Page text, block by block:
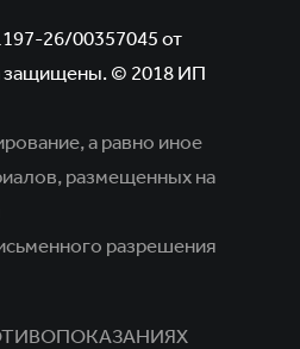
26/00357045 от
защищены. © 2018 ИП
а равно иное
размещенных на
разрешения